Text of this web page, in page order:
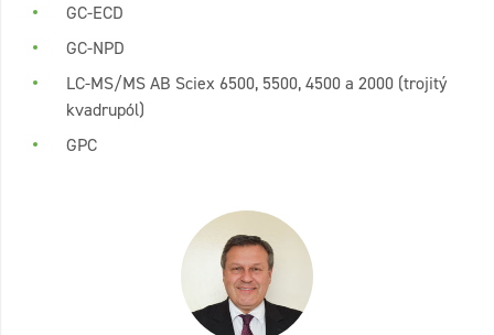
GC-ECD
GC-NPD
LC-MS/MS AB Sciex 6500, 5500, 4500 a 2000 (trojitý
kvadrupól)
GPC